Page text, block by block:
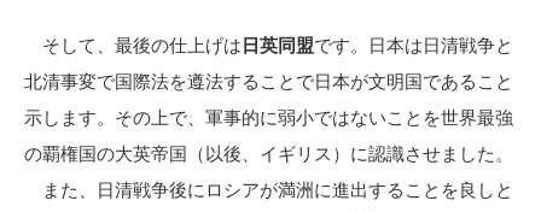
そして、最後の仕上げは 日英同盟です。日本は日清戦争と
北清事変で国際法を遵法することで日本が文明国であること
示します。その上で、軍事的に弱小ではないことを世界最強
の覇権国の大英帝国（以後、イギリス）に認識させました。
また、日清戦争後にロシアが満洲に進出することを良しと